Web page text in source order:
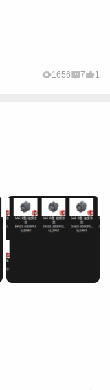
1656 7 1